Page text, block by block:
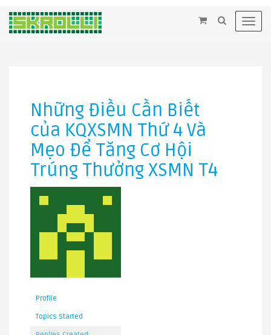
×
Những Điều Cần Biết
của KQXSMN Thứ 4 Và
Mẹo Để Tăng Cơ Hội
Trúng Thưởng XSMN T4
Profile
Topics Started